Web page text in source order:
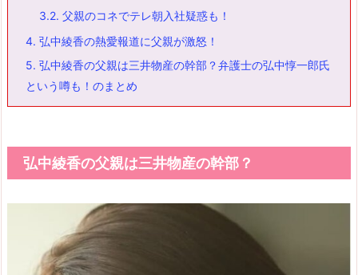
3.2. 父親のコネでテレ朝入社疑惑も！
4. 弘中綾香の熱愛報道に父親が激怒！
5. 弘中綾香の父親は三井物産の幹部？弁護士の弘中惇一郎氏
という噂も！のまとめ
弘中綾香の父親は三井物産の幹部？